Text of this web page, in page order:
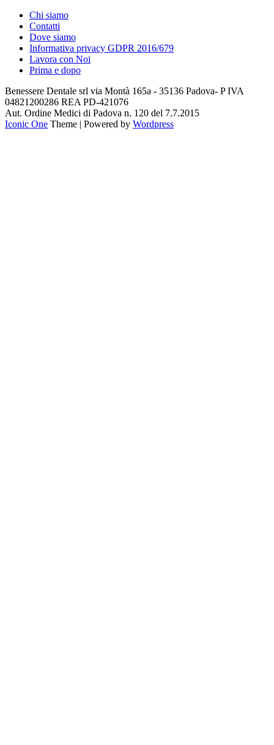
Chi siamo
Contatti
Dove siamo
Informativa privacy GDPR 2016/679
Lavora con Noi
Prima e dopo
Benessere Dentale srl via Montà 165a - 35136 Padova- P IVA
04821200286 REA PD-421076
Aut. Ordine Medici di Padova n. 120 del 7.7.2015
Iconic One Theme | Powered by Wordpress